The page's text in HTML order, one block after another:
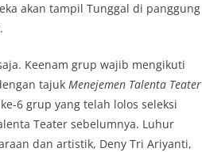
akan tampil Tunggal di panggung
Keenam grup wajib mengikuti
tajuk Menejemen Talenta Teater
6 grup yang telah lolos seleksi
Teater sebelumnya. Luhur
dan artistik, Deny Tri Ariyanti,